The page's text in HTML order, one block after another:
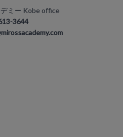
ミー Kobe office
3644